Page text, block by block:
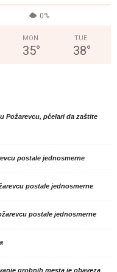
0%
MON
35°
TUE
38°
Požarevcu, pčelari da zaštite
postale jednosmerne
postale jednosmerne
postale jednosmerne
grobnih mesta je obaveza